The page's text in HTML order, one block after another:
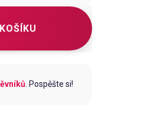
. Pospěšte si!